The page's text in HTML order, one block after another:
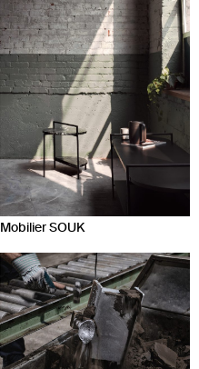
Mobilier SOUK